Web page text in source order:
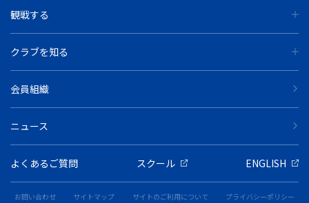
観戦する
クラブを知る
会員組織
ニュース
よくあるご質問 スクール ENGLISH
お問い合わせ サイトマップ サイトのご利用について
プライバシーポリシー